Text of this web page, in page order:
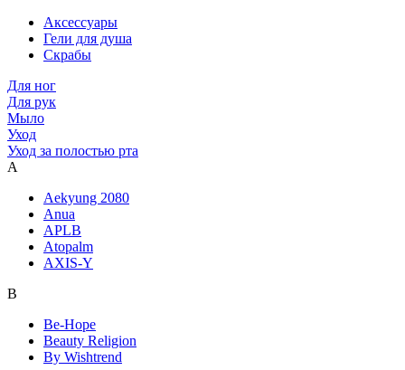
Аксессуары
Гели для душа
Скрабы
Для ног
Для рук
Мыло
Уход
Уход за полостью рта
A
Aekyung 2080
Anua
APLB
Atopalm
AXIS-Y
B
Be-Hope
Beauty Religion
By Wishtrend